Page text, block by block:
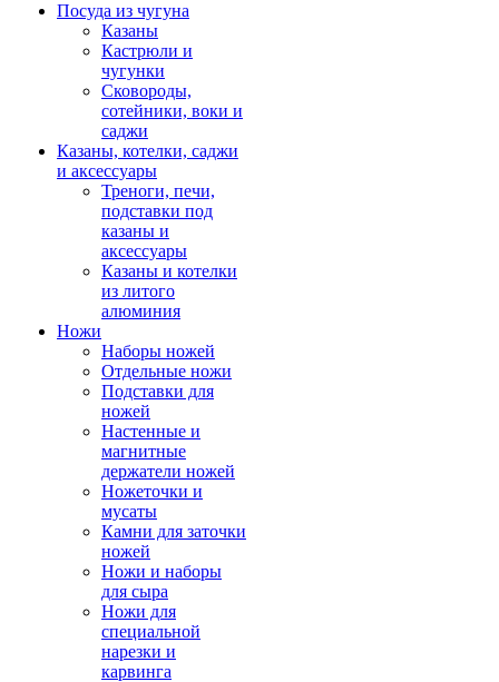
Посуда из чугуна
Казаны
Кастрюли и
чугунки
Сковороды,
сотейники, воки и
саджи
Казаны, котелки, саджи
и аксессуары
Треноги, печи,
подставки под
казаны и
аксессуары
Казаны и котелки
из литого
алюминия
Ножи
Наборы ножей
Отдельные ножи
Подставки для
ножей
Настенные и
магнитные
держатели ножей
Ножеточки и
мусаты
Камни для заточки
ножей
Ножи и наборы
для сыра
Ножи для
специальной
нарезки и
карвинга